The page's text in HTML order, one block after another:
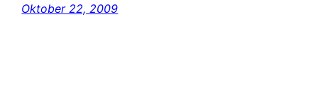
Oktober 22, 2009